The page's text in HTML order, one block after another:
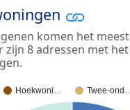
komen het
zijn 8 adressen met
Hoekwoni… Twee-